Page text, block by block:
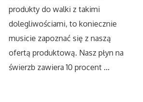
Informatyczne
Restauracje, Catering
Fotografia
produkty do walki z takimi
dolegliwościami, to koniecznie
musicie zapoznać się z naszą
ofertą produktową. Nasz płyn na
świerzb zawiera 10 procent ...